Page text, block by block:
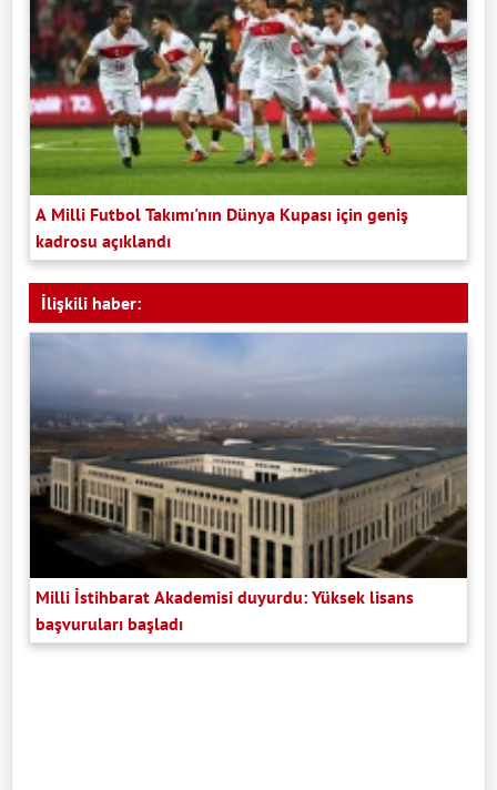
A Milli Futbol Takımı'nın Dünya Kupası için geniş
kadrosu açıklandı
İlişkili haber:
Milli İstihbarat Akademisi duyurdu: Yüksek lisans
başvuruları başladı